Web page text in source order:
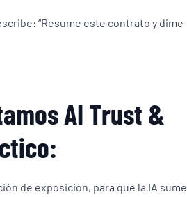
“Resume este contrato y dime
AI Trust &
de exposición, para que la IA sume